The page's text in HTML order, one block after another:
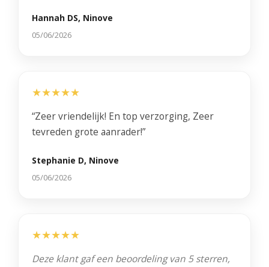
Hannah DS, Ninove
05/06/2026
★★★★★
“Zeer vriendelijk! En top verzorging, Zeer
tevreden grote aanrader!”
Stephanie D, Ninove
05/06/2026
★★★★★
Deze klant gaf een beoordeling van 5 sterren,